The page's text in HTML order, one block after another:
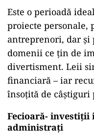
Este o perioadă
proiecte personale,
antreprenori, dar și
domenii ce țin de
divertisment. Leii
financiară – iar
însoțită de câștiguri
Fecioară-
administrați